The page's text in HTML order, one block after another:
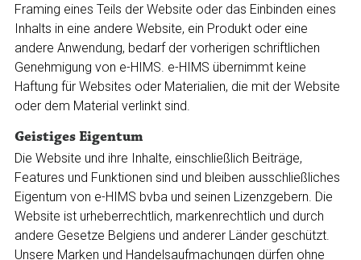
Framing eines Teils der Website oder das Einbinden eines
Inhalts in eine andere Website, ein Produkt oder eine
andere Anwendung, bedarf der vorherigen schriftlichen
Genehmigung von e-HIMS. e-HIMS übernimmt keine
Haftung für Websites oder Materialien, die mit der Website
oder dem Material verlinkt sind.
Geistiges Eigentum
Die Website und ihre Inhalte, einschließlich Beiträge,
Features und Funktionen sind und bleiben ausschließliches
Eigentum von e-HIMS bvba und seinen Lizenzgebern. Die
Website ist urheberrechtlich, markenrechtlich und durch
andere Gesetze Belgiens und anderer Länder geschützt.
Unsere Marken und Handelsaufmachungen dürfen ohne